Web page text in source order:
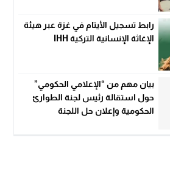
رابط تسجيل الأيتام في غزة عبر هيئة
الإغاثة الإنسانية التركية IHH
بيان مهم من “الإعلامي الحكومي”
حول استقالة رئيس لجنة الطوارئ
الحكومية وإعلان حل اللجنة